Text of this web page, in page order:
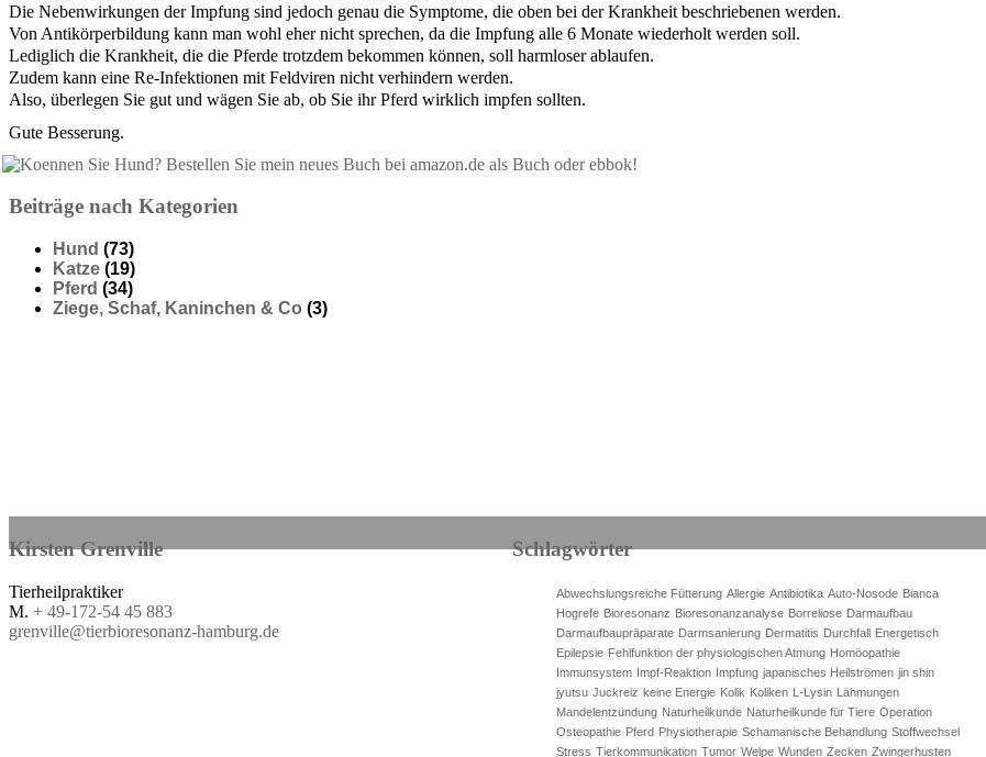
Die Nebenwirkungen der Impfung sind jedoch genau die Symptome, die oben bei der Krankheit beschriebenen werden.
Von Antikörperbildung kann man wohl eher nicht sprechen, da die Impfung alle 6 Monate wiederholt werden soll.
Lediglich die Krankheit, die die Pferde trotzdem bekommen können, soll harmloser ablaufen.
Zudem kann eine Re-Infektionen mit Feldviren nicht verhindern werden.
Also, überlegen Sie gut und wägen Sie ab, ob Sie ihr Pferd wirklich impfen sollten.
Gute Besserung.
Beiträge nach Kategorien
Hund (73)
Katze (19)
Pferd (34)
Ziege, Schaf, Kaninchen & Co (3)
KirstenGrenville
Tierheilpraktiker
M. + 49-172-54 45 883
grenville@tierbioresonanz-hamburg.de
Schlagwörter
Abwechslungsreiche Fütterung Allergie Antibiotika Auto-Nosode Bianca
Hogrefe Bioresonanz Bioresonanzanalyse Borreliose Darmaufbau
Darmaufbaupräparate Darmsanierung Dermatitis Durchfall Energetisch
Epilepsie Fehlfunktion der physiologischen Atmung Homöopathie
Immunsystem Impf-Reaktion Impfung japanisches Heilströmen jin shin
jyutsu Juckreiz keine Energie Kolik Koliken L-Lysin Lähmungen
Mandelentzündung Naturheilkunde Naturheilkunde für Tiere Operation
Osteopathie Pferd Physiotherapie Schamanische Behandlung Stoffwechsel
Stress Tierkommunikation Tumor Welpe Wunden Zecken Zwingerhusten